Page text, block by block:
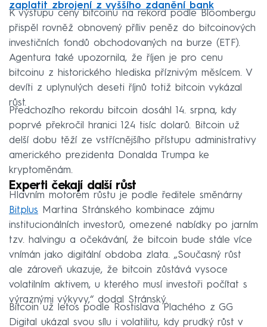
zaplatit zbrojení z vyššího zdanění bank
K výstupu ceny bitcoinu na rekord podle Bloombergu
přispěl rovněž obnovený příliv peněz do bitcoinových
investičních fondů obchodovaných na burze (ETF).
Agentura také upozornila, že říjen je pro cenu
bitcoinu z historického hlediska příznivým měsícem. V
devíti z uplynulých deseti říjnů totiž bitcoin vykázal
růst.
Předchozího rekordu bitcoin dosáhl 14. srpna, kdy
poprvé překročil hranici 124 tisíc dolarů. Bitcoin už
delší dobu těží ze vstřícnějšího přístupu administrativy
amerického prezidenta Donalda Trumpa ke
kryptoměnám.
Experti čekají další růst
Hlavním motorem růstu je podle ředitele směnárny
Bit.plus Martina Stránského kombinace zájmu
institucionálních investorů, omezené nabídky po jarním
tzv. halvingu a očekávání, že bitcoin bude stále více
vnímán jako digitální obdoba zlata. „Současný růst
ale zároveň ukazuje, že bitcoin zůstává vysoce
volatilním aktivem, u kterého musí investoři počítat s
výraznými výkyvy,“ dodal Stránský.
Bitcoin už letos podle Rostislava Plachého z GG
Digital ukázal svou sílu i volatilitu, kdy prudký růst v